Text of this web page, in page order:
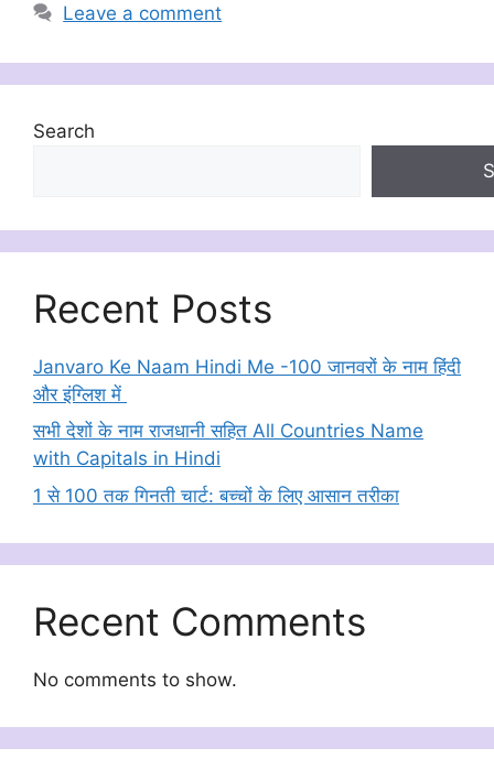
Leave a comment
Search
Recent Posts
Janvaro Ke Naam Hindi Me -100 जानवरों के नाम हिंदी
और इंग्लिश में
सभी देशों के नाम राजधानी सहित All Countries Name
with Capitals in Hindi
1 से 100 तक गिनती चार्ट: बच्चों के लिए आसान तरीका
Recent Comments
No comments to show.